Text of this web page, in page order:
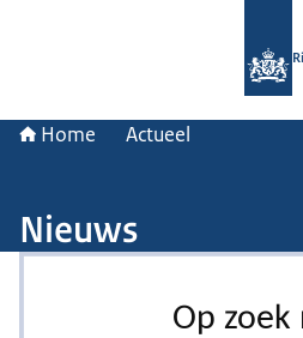
Home Actueel
Nieuws